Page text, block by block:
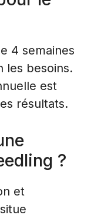
4 semaines
les besoins.
est
résultats.
?
et